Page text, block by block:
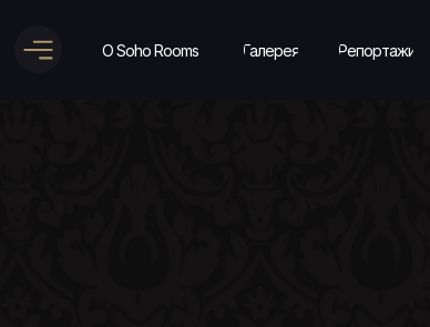
Репортажи
Галерея
О Soho Rooms